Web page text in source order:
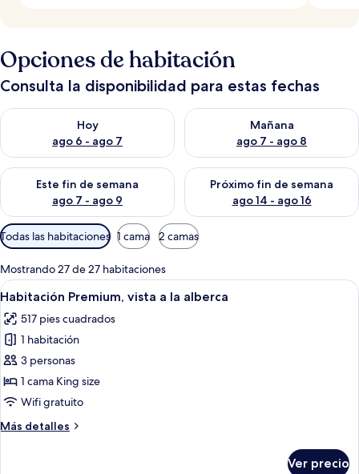
Opciones de habitación
Consulta la disponibilidad para estas fechas
Hoy
ago 6 - ago 7
Consulta la disponibilidad para hoy ago 6 - ago 7
Mañana
ago 7 - ago 8
Consulta la disponibilidad
Este fin de semana
ago 7 - ago 9
Consulta la disponibilidad para este fin de semana ago 7 -
Próximo fin de semana
ago 14 - ago 16
Consulta la disponibilidad
Filtros
disponibles
para
las
habitaciones
Todas las habitaciones 1 cama 2 camas
Mostrando 27 de 27 habitaciones
Abrir
todas
las
fotos
de
Habitación
Premium,
a
Un balcón con vista a una piscina,
5
Habitación Premium, vista a la alberca
517 pies cuadrados
1 habitación
3 personas
1 cama King size
Wifi gratuito
Más detalles
Más
Ver precio